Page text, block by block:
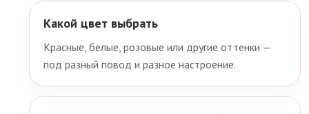
Какой цвет выбрать
Красные, белые, розовые или другие оттенки —
под разный повод и разное настроение.